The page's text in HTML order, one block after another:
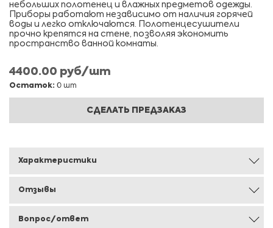
небольших полотенец и влажных предметов одежды.
Приборы работают независимо от наличия горячей
воды и легко отключаются. Полотенцесушители
прочно крепятся на стене, позволяя экономить
пространство ванной комнаты.
4400.00 руб/шт
Остаток: 0 шт
СДЕЛАТЬ ПРЕДЗАКАЗ
Характеристики
Отзывы
Вопрос/ответ